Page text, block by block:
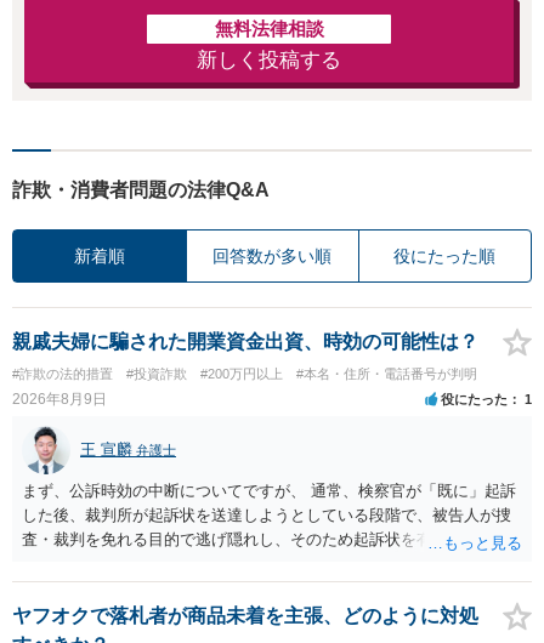
無料法律相談
新しく投稿する
詐欺・消費者問題の法律Q&A
新着順 回答数が多い順 役にたった順
親戚夫婦に騙された開業資金出資、時効の可能性は？
#詐欺の法的措置 #投資詐欺 #200万円以上 #本名・住所・電話番号が判明
2026年8月9日 役にたった 1
王 宣麟 弁護士
まず、公訴時効の中断についてですが、 通常、検察官が「既に」起訴
した後、裁判所が起訴状を送達しようとしている段階で、被告人が捜
査・裁判を免れる目的で逃げ隠れし、そのため起訴状を有効に送達で
この規定によって時効が停止するわけではありません。 その意味で
は、刑事事件化するという部分ではややハードルが高いように見受け
られます。 他方で、相手方の住所等が特定できているのであれば、民
ヤフオクで落札者が商品未着を主張、どのように対処